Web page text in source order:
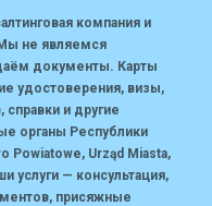
компания и
не являемся
документы. Карты
удостоверения, визы,
справки и другие
органы Республики
Powiatowe, Urząd Miasta,
услуги — консультация,
присяжные